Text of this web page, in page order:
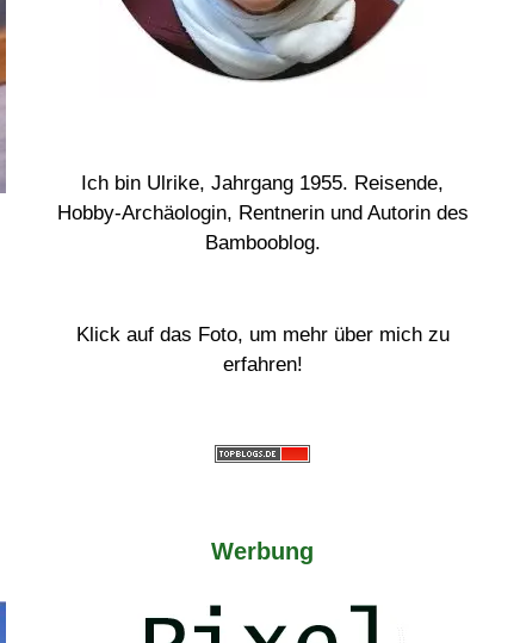
Ich bin Ulrike, Jahrgang 1955. Reisende,
Hobby-Archäologin, Rentnerin und Autorin des
Bambooblog.
Klick auf das Foto, um mehr über mich zu
erfahren!
Werbung